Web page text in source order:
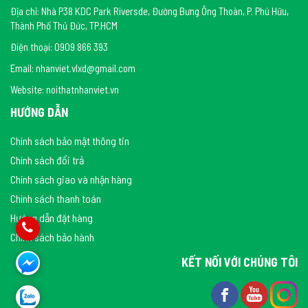
Địa chỉ: Nhà P38 KDC Park Riversde, Đường Bưng Ông Thoàn, P. Phú Hữu,
Thành Phố Thủ Đức, TP.HCM
Điện thoại: 0909 866 393
Email: nhanviet.vlxd@gmail.com
Website: noithatnhanviet.vn
HƯỚNG DẪN
Chính sách bảo mật thông tin
Chính sách đổi trả
Chính sách giao và nhận hàng
Chính sách thanh toán
Hướng dẫn đặt hàng
Chính sách bảo hành
KẾT NỐI VỚI CHÚNG TÔI